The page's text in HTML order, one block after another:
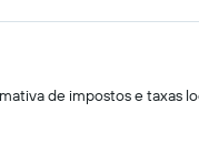
de impostos e taxas